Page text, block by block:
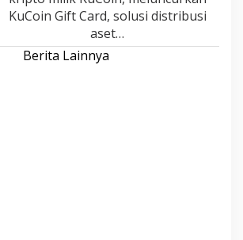
KuCoin Gift Card, solusi distribusi
aset…
Berita Lainnya